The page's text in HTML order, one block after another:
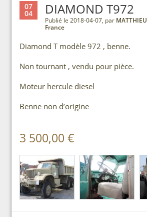
07
04 DIAMOND T972
Publié le 2018-04-07, par MATTHIEU
France
Diamond T modèle 972 , benne.
Non tournant , vendu pour pièce.
Moteur hercule diesel
Benne non d’origine
3 500,00 €